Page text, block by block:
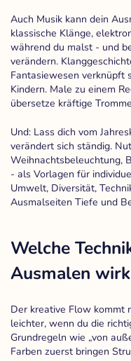
Auch Musik kann dein
klassische Klänge,
während du malst - und
verändern.
Fantasiewesen verknüpft
Kindern. Male zu einem
übersetze kräftige
Und: Lass dich vom
verändert sich ständig.
Weihnachtsbeleuchtung,
- als Vorlagen für
Umwelt, Diversität,
Ausmalseiten Tiefe und
Welche
Ausmalen
Der kreative Flow kommt
leichter, wenn du die
Grundregeln wie „von
Farben zuerst bringen